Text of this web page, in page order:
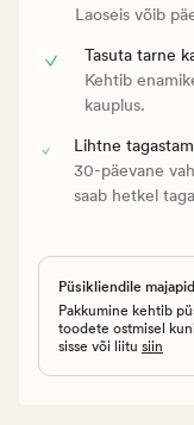
Laoseis võib
Tasuta tarne
Kehtib
kauplus.
Lihtne
30-päevane
saab hetkel
Püsikliendile
Pakkumine kehtib
toodete ostmisel
sisse või liitu siin